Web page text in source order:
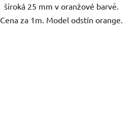
široká 25 mm v oranžové barvě.
Cena za 1m. Model odstín orange.